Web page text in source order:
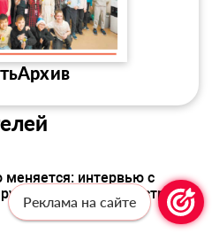
Архив
меняется: интервью с
Индустрии
Реклама на сайте